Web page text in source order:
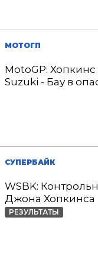
МОТОГП
MotoGP: Хопкинс
Suzuki - Бау в
СУПЕРБАЙК
WSBK:
Джона Хопкинса
РЕЗУЛЬТАТЫ